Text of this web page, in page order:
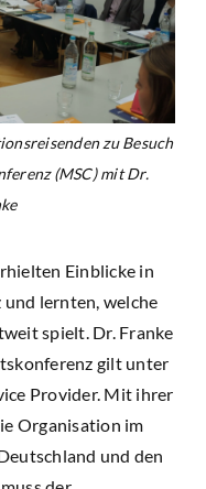
zu Besuch
(MSC) mit Dr.
Einblicke in
lernten, welche
spielt. Dr. Franke
gilt unter
Provider. Mit ihrer
Organisation im
und den